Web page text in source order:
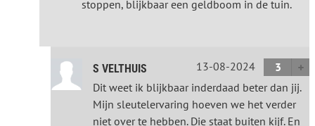
stoppen, blijkbaar een geldboom in de tuin.
S VELTHUIS 13-08-2024
3
Dit weet ik blijkbaar inderdaad beter dan jij.
Mijn sleutelervaring hoeven we het verder
niet over te hebben. Die staat buiten kijf. En